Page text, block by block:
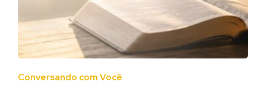
Conversando com Você